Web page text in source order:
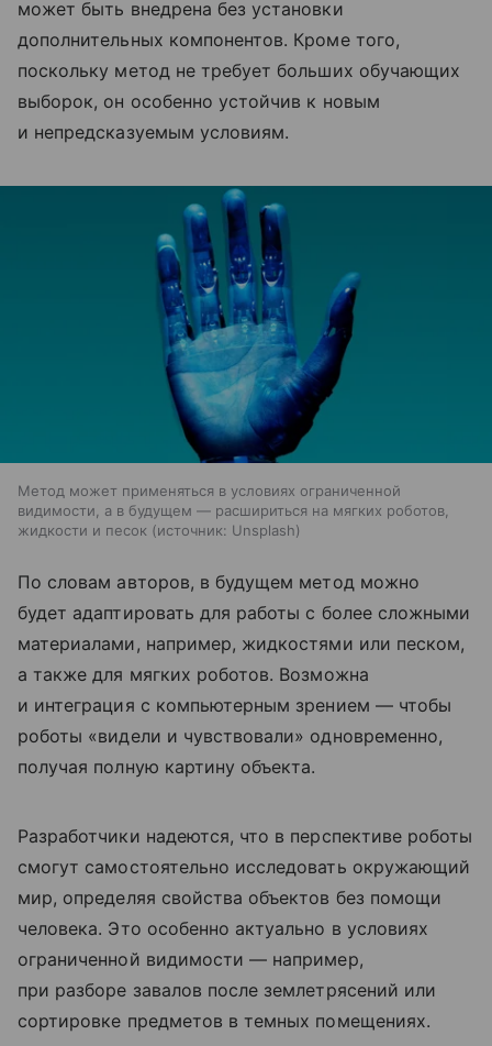
может быть внедрена без установки
дополнительных компонентов. Кроме того,
поскольку метод не требует больших обучающих
выборок, он особенно устойчив к новым
и непредсказуемым условиям.
Метод может применяться в условиях ограниченной
видимости, а в будущем — расшириться на мягких роботов,
жидкости и песок
источник: Unsplash
По словам авторов, в будущем метод можно
будет адаптировать для работы с более сложными
материалами, например, жидкостями или песком,
а также для мягких роботов. Возможна
и интеграция с компьютерным зрением — чтобы
роботы «видели и чувствовали» одновременно,
получая полную картину объекта.
Разработчики надеются, что в перспективе роботы
смогут самостоятельно исследовать окружающий
мир, определяя свойства объектов без помощи
человека. Это особенно актуально в условиях
ограниченной видимости — например,
при разборе завалов после землетрясений или
сортировке предметов в темных помещениях.